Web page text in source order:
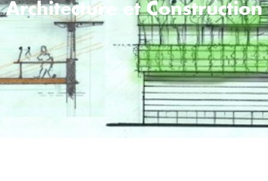
Architecture et Construction